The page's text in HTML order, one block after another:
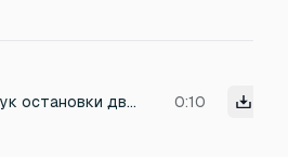
Звук остановки двигателя танка абрамс (Engine Stop) 0:10